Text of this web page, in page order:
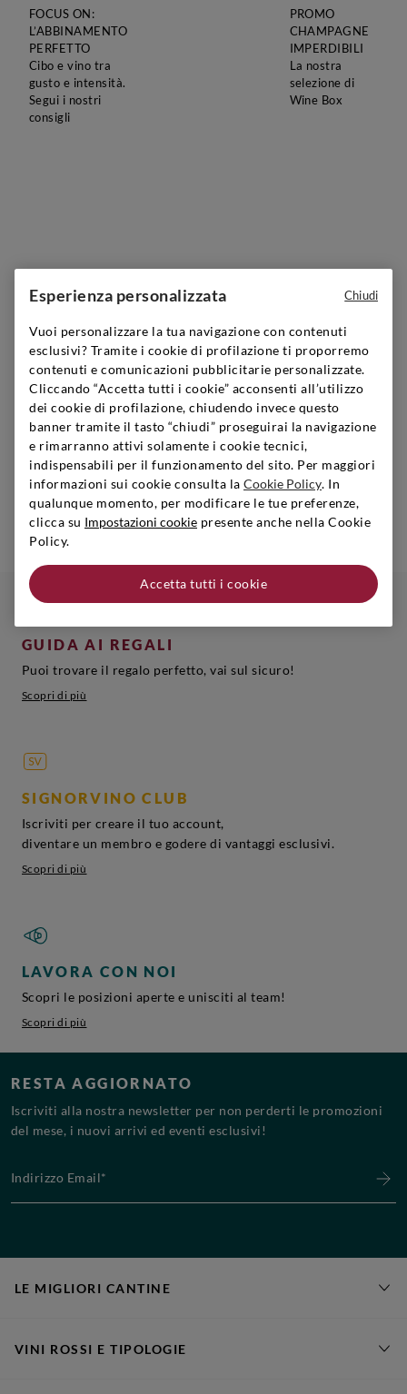
FOCUS ON:
L’ABBINAMENTO
PERFETTO
Cibo e vino tra
gusto e intensità.
Segui i nostri
consigli
PROMO
CHAMPAGNE
IMPERDIBILI
La nostra
selezione di
Wine Box
Save water, drink wine!
La tua enoteca online è pronta a stupirti: scopri tutte le
etichette scelte dai nostri sommelier e lasciati conquistare.
Acquista ora
GUIDA AI REGALI
Puoi trovare il regalo perfetto, vai sul sicuro!
Scopri di più
SIGNORVINO CLUB
Iscriviti per creare il tuo account,
diventare un membro e godere di vantaggi esclusivi.
Scopri di più
LAVORA CON NOI
Scopri le posizioni aperte e unisciti al team!
Scopri di più
RESTA AGGIORNATO
Iscriviti alla nostra newsletter per non perderti le promozioni
del mese, i nuovi arrivi ed eventi esclusivi!
LE MIGLIORI CANTINE
VINI ROSSI E TIPOLOGIE
Esperienza personalizzata
Vuoi personalizzare la tua navigazione con contenuti
esclusivi? Tramite i cookie di profilazione ti proporremo
contenuti e comunicazioni pubblicitarie personalizzate.
Cliccando “Accetta tutti i cookie” acconsenti all’utilizzo
dei cookie di profilazione, chiudendo invece questo
banner tramite il tasto “chiudi” proseguirai la navigazione
e rimarranno attivi solamente i cookie tecnici,
indispensabili per il funzionamento del sito. Per maggiori
informazioni sui cookie consulta la Cookie Policy. In
qualunque momento, per modificare le tue preferenze,
clicca su Impostazioni cookie presente anche nella Cookie
Policy.
Accetta tutti i cookie
Chiudi